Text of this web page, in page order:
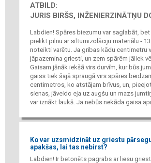
ATBILD:
JURIS BIRŠS, INŽENIERZINĀTŅU
Labdien! Spāres biezumu var saglabāt,
pielikt pilnu ar siltumizolāciju materiālu -
noteikti varētu. Ja gribas kādu centimetru
jāpazemina griesti, un zem spārēm jāliek
Gaisam jānāk iekšā virs durvīm, kur būs
gaiss tiek šajā spraugā virs spāres
centimetros, ko atstājam brīvus, un,
sienas, jāveido eja uz augšu un mazs
var iznākt laukā. Ja nebūs nekāda gaisa
Ko var uzsmidzināt uz griestu
apakšas, lai tas nebirst?
Labdien! Ir betonēts pagrabs ar liesu